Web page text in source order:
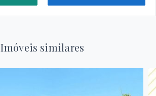
Imóveis similares